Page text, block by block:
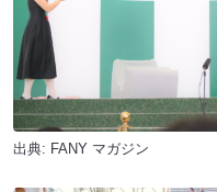
出典: FANY マガジン